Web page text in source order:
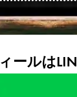
ールは